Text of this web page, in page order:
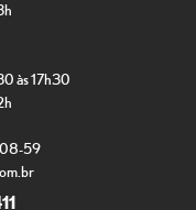
às 17h30
59